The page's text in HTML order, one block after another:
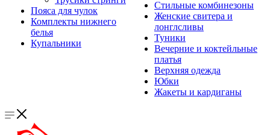
Пояса для чулок
Комплекты нижнего
белья
Купальники
Стильные комбинезоны
Женские свитера и
лонглсливы
Туники
Вечерние и коктейльные
платья
Верхняя одежда
Юбки
Жакеты и кардиганы